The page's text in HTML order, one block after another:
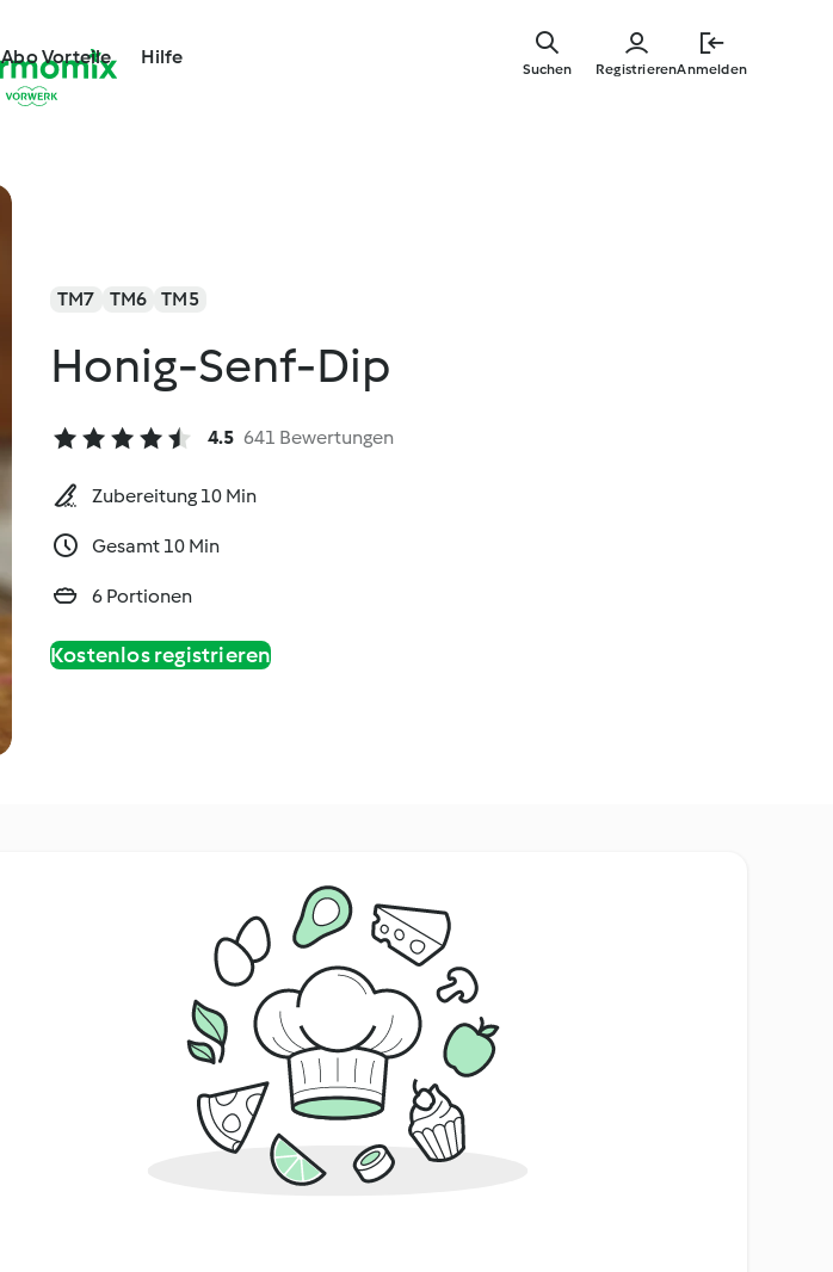
springen
Abo Vorteile Hilfe
RegistrierenAnmelden
Suchen
TM7 TM6 TM5
Honig-Senf-Dip
4.5 641 Bewertungen
Zubereitung 10 Min
Gesamt 10 Min
6 Portionen
Kostenlos registrieren